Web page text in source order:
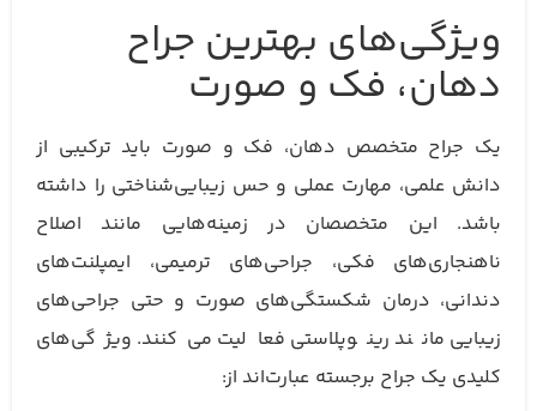
ویژگی‌های بهترین جراح
دهان، فک و صورت
یک جراح متخصص دهان، فک و صورت باید ترکیبی از
دانش علمی، مهارت عملی و حس زیبایی‌شناختی را داشته
باشد. این متخصصان در زمینه‌هایی مانند اصلاح
ناهنجاری‌های فکی، جراحی‌های ترمیمی، ایمپلنت‌های
دندانی، درمان شکستگی‌های صورت و حتی جراحی‌های
زیبایی مانند رینوپلاستی فعالیت می‌کنند. ویژگی‌های
کلیدی یک جراح برجسته عبارت‌اند از: